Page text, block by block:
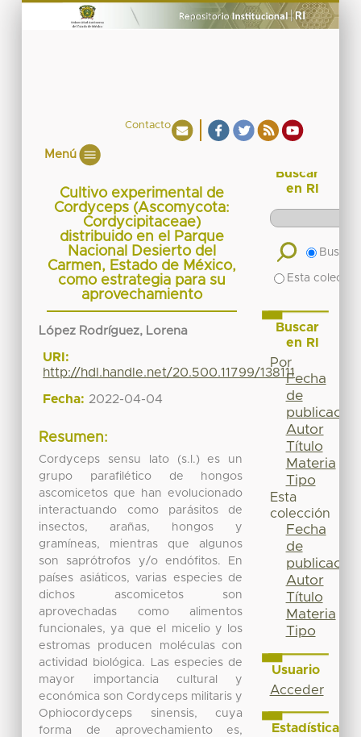
Contacto
Menú
Cultivo experimental de
Cordyceps (Ascomycota:
Cordycipitaceae)
distribuido en el Parque
Nacional Desierto del
Carmen, Estado de México,
como estrategia para su
aprovechamiento
López Rodríguez, Lorena
URI:
http://hdl.handle.net/20.500.11799/138111
Fecha: 2022-04-04
Resumen:
Cordyceps sensu lato (s.l.) es un
grupo parafilético de hongos
ascomicetos que han evolucionado
interactuando como parásitos de
insectos, arañas, hongos y
gramíneas, mientras que algunos
son saprótrofos y/o endófitos. En
países asiáticos, varias especies de
dichos ascomicetos son
aprovechadas como alimentos
funcionales, ya que el micelio y los
estromas producen moléculas con
actividad biológica. Las especies de
mayor importancia cultural y
económica son Cordyceps militaris y
Ophiocordyceps sinensis, cuya
forma de aprovechamiento es,
Buscar
en RI
Buscar
Esta
Buscar
en RI
Por
Fecha
de
publicación
Autor
Título
Materia
Tipo
Esta
colección
Fecha
de
publicación
Autor
Título
Materia
Tipo
Usuario
Acceder
Estadísticas